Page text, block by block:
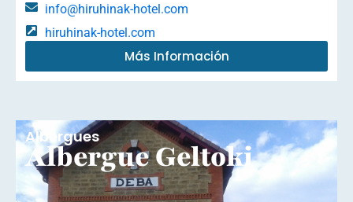
info@hiruhinak-hotel.com
hiruhinak-hotel.com
Más Información
Albergues
Albergue Geltoki